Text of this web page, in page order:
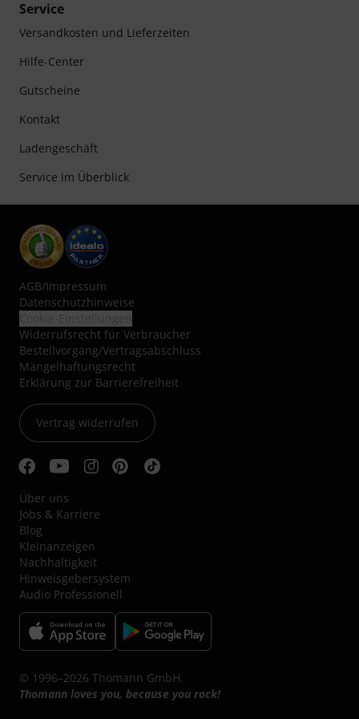
Service
Versandkosten und Lieferzeiten
Hilfe-Center
Gutscheine
Kontakt
Ladengeschäft
Service im Überblick
AGB/Impressum
Datenschutzhinweise
Widerrufsrecht für Verbraucher
Bestellvorgang/Vertragsabschluss
Mängelhaftungsrecht
Erklärung zur Barrierefreiheit
Vertrag widerrufen
Über uns
Jobs & Karriere
Blog
Kleinanzeigen
Nachhaltigkeit
Hinweisgebersystem
Audio Professionell
© 1996–2026 Thomann GmbH.
Thomann loves you, because you rock!